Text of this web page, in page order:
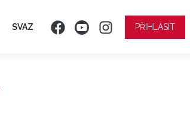
SVAZ PŘIHLÁSIT